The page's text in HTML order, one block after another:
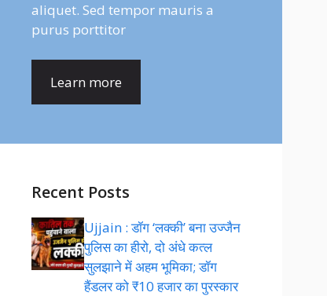
aliquet. Sed tempor mauris a
purus porttitor
Learn more
Recent Posts
Ujjain : डॉग ‘लक्की’ बना उज्जैन
पुलिस का हीरो, दो अंधे कत्ल
सुलझाने में अहम भूमिका; डॉग
हैंडलर को ₹10 हजार का पुरस्कार